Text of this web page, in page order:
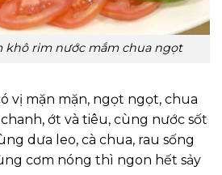
khô rim nước mắm chua ngọt
vị mặn mặn, ngọt ngọt, chua
ớt và tiêu, cùng nước sốt
dưa leo, cà chua, rau sống
cơm nóng thì ngon hết sảy